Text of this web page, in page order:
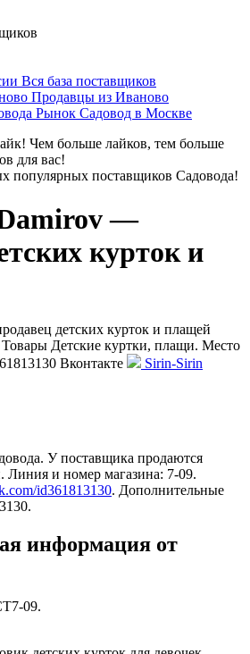
Вся база поставщиков
Продавцы из Иваново
Рынок Садовод в Москве
Чем больше лайков, тем больше
для вас!
популярных поставщиков Садовода!
—
курток и
Товары Детские куртки, плащи. Место
Вконтакте
Sirin-Sirin
У поставщика продаются
Линия и номер магазина: 7-09.
id361813130. Дополнительные
информация от
09.